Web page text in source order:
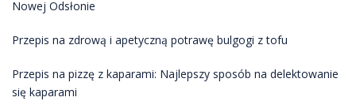
Nowej Odsłonie
Przepis na zdrową i apetyczną potrawę bulgogi z tofu
Przepis na pizzę z kaparami: Najlepszy sposób na delektowanie
się kaparami